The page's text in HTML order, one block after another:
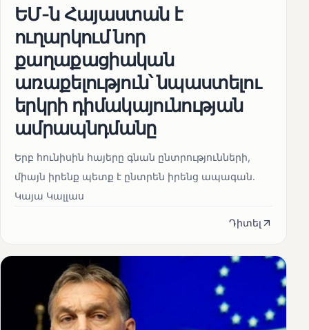
ԵՄ-ն Հայաստան է
ուղարկում նոր
քաղաքացիական
առաքելություն՝ նպաստելու
երկրի դիմակայունության
ամրապնդմանը
Երբ հունիսին հայերը գնան ընտրությունների,
միայն իրենք պետք է ընտրեն իրենց ապագան.
Կայա Կալլաս
Դիտել